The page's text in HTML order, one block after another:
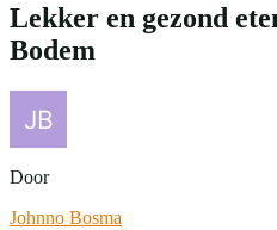
Lekker en gezond
Bodem
Door
Johnno Bosma